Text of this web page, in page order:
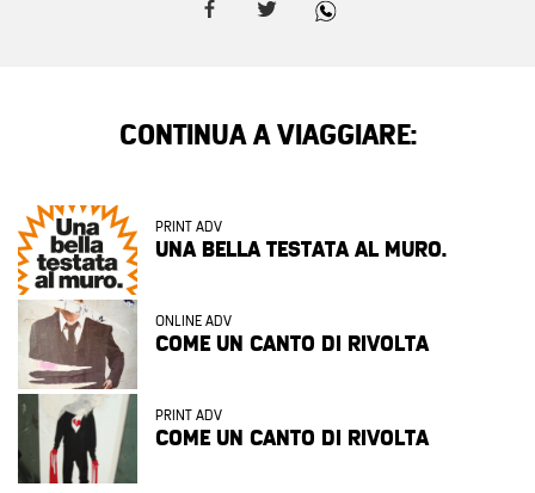
CONTINUA A VIAGGIARE:
PRINT ADV
UNA BELLA TESTATA AL MURO.
ONLINE ADV
COME UN CANTO DI RIVOLTA
PRINT ADV
COME UN CANTO DI RIVOLTA